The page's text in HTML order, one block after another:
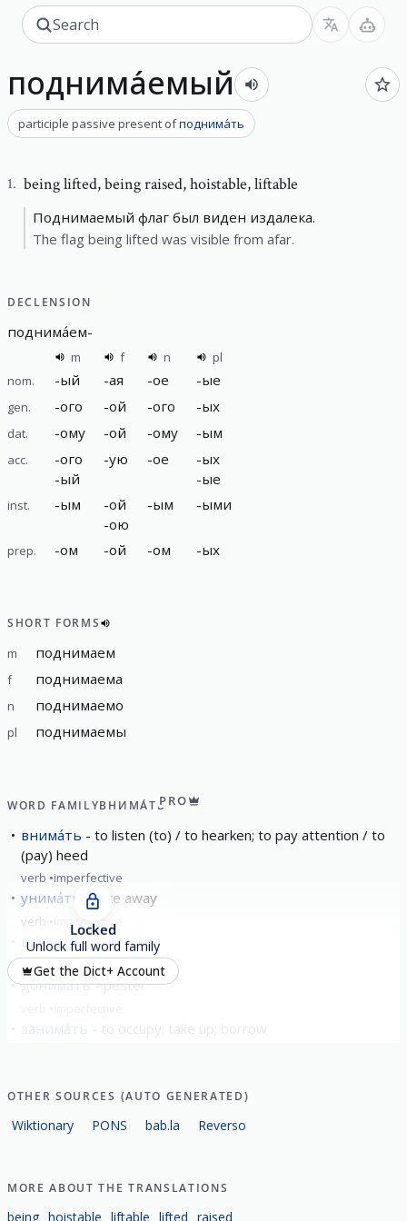
поднима́емый
participle passive present ofподнима́ть
1. being lifted,being raised, hoistable, liftable
Поднимаемый флаг был виден издалека.
The flag being lifted was visible from afar.
DECLENSION
поднима́ем-
m f n
pl
nom.
-ый -ая -ое -ые
gen. -ого -ой -ого -ых
dat. -ому -ой -ому -ым
acc. -ого
-ый
-ую -ое -ых
-ые
inst. -ым -ой
-ою
-ым -ыми
prep. -ом -ой -ом -ых
SHORT FORMS
m поднимаем
f поднимаема
n поднимаемо
pl поднимаемы
WORD FAMILYВНИМА́ТЬPRO
внима́ть
to listen (to) / to hearken; to pay attention / to
(pay) heed
verb imperfective
унима́ть take away
verb imperfective
вынима́ть remove
verb imperfective
донима́ть pester
занима́ть
show all
Locked
Unlock full word family
Get the Dict+ Account
OTHER SOURCES (AUTO GENERATED)
Wiktionary PONS bab.la Reverso
MORE ABOUT THE TRANSLATIONS
being hoistable liftable lifted raised